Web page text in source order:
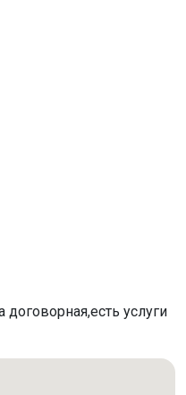
услуги